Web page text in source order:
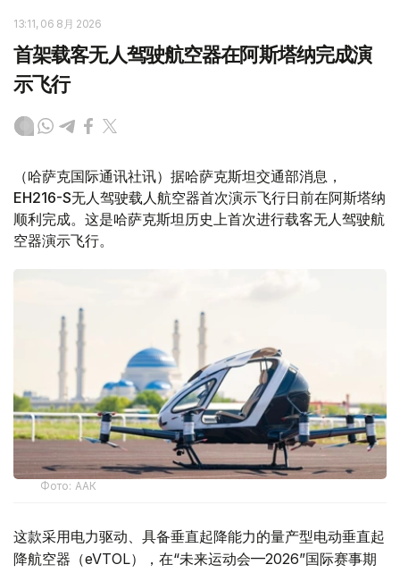
13:11, 06 8月 2026
首架载客无人驾驶航空器在阿斯塔纳完成演
示飞行
（哈萨克国际通讯社讯）据哈萨克斯坦交通部消息，
EH216-S无人驾驶载人航空器首次演示飞行日前在阿斯塔纳
顺利完成。这是哈萨克斯坦历史上首次进行载客无人驾驶航
空器演示飞行。
Фото: ААК
这款采用电力驱动、具备垂直起降能力的量产型电动垂直起
降航空器（eVTOL），在“未来运动会—2026”国际赛事期